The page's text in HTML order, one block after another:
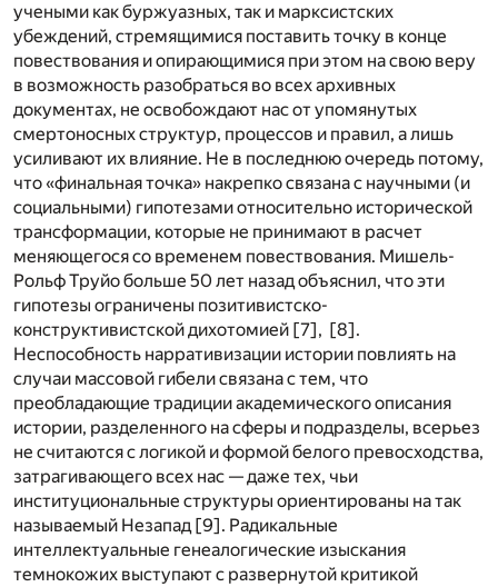
учеными как буржуазных, так и марксистских
убеждений, стремящимися поставить точку в конце
повествования и опирающимися при этом на свою веру
в возможность разобраться во всех архивных
документах, не освобождают нас от упомянутых
смертоносных структур, процессов и правил, а лишь
усиливают их влияние. Не в последнюю очередь потому,
что «финальная точка» накрепко связана с научными (и
социальными) гипотезами относительно исторической
трансформации, которые не принимают в расчет
меняющегося со временем повествования. Мишель-
Рольф Труйо больше 50 лет назад объяснил, что эти
гипотезы ограничены позитивистско-
конструктивистской дихотомией [7], [8].
Неспособность нарративизации истории повлиять на
случаи массовой гибели связана с тем, что
преобладающие традиции академического описания
истории, разделенного на сферы и подразделы, всерьез
не считаются с логикой и формой белого превосходства,
затрагивающего всех нас — даже тех, чьи
институциональные структуры ориентированы на так
называемый Незапад [9]. Радикальные
интеллектуальные генеалогические изыскания
темнокожих выступают с развернутой критикой